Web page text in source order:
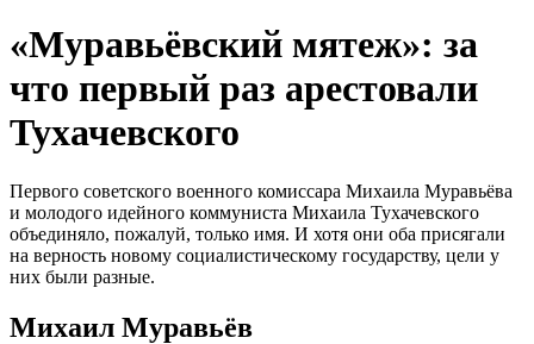
«Муравьёвский мятеж»: за
что первый раз арестовали
Тухачевского
Первого советского военного комиссара Михаила Муравьёва
и молодого идейного коммуниста Михаила Тухачевского
объединяло, пожалуй, только имя. И хотя они оба присягали
на верность новому социалистическому государству, цели у
них были разные.
Михаил Муравьёв